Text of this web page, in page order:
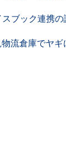
ブック連携
流倉庫でヤ